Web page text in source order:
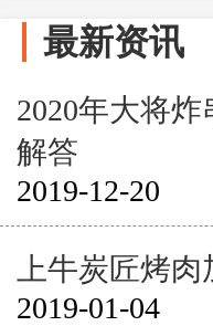
最新资讯
2020年大将
解答
2019-12-20
上牛炭匠烤
2019-01-04